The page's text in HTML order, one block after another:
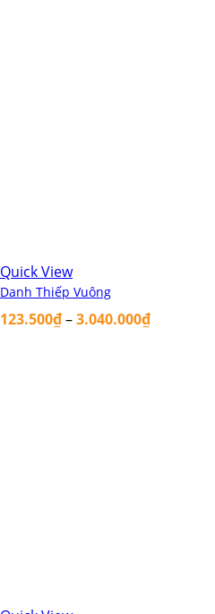
Quick View
Danh Thiếp Vuông
123.500₫–3.040.000₫